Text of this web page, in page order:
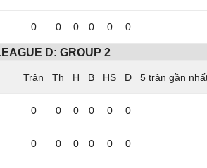
0 0 0 0 0 0
D: GROUP 2
5 trận gần
0 0 0 0 0 0
0 0 0 0 0 0